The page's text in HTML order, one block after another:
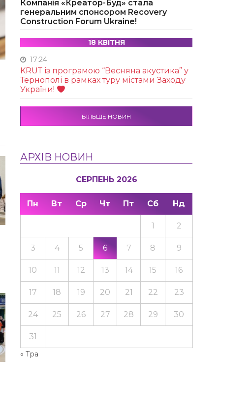
Компанія «Креатор-Буд» стала
генеральним спонсором Recovery
Construction Forum Ukraine!
18 КВІТНЯ
17:24
KRUТ із програмою “Весняна акустика” у
Тернополі в рамках туру містами Заходу
України!
БІЛЬШЕ НОВИН
АРХІВ НОВИН
СЕРПЕНЬ 2026
Пн Вт Ср Чт Пт Сб Нд
« Тра
1 2
3 4 5 6 7 8 9
10 11 12 13 14 15 16
17 18 19 20 21 22 23
24 25 26 27 28 29 30
31